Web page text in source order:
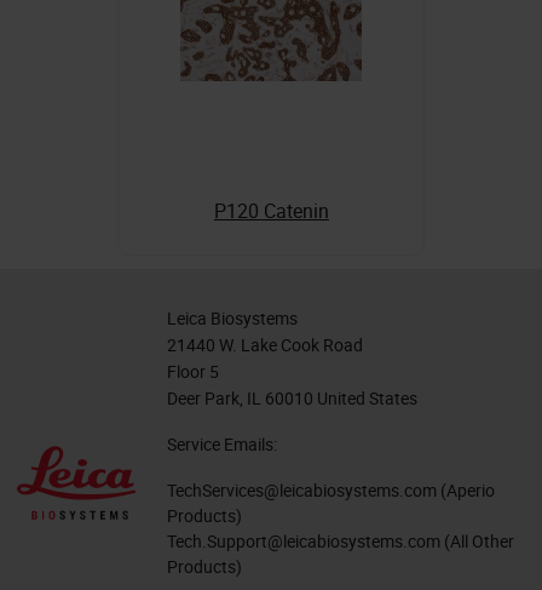
P120 Catenin
Leica Biosystems
21440 W. Lake Cook Road
Floor 5
Deer Park, IL 60010 United States
Service Emails:
TechServices@leicabiosystems.com (Aperio
Products)
Tech.Support@leicabiosystems.com (All Other
Products)